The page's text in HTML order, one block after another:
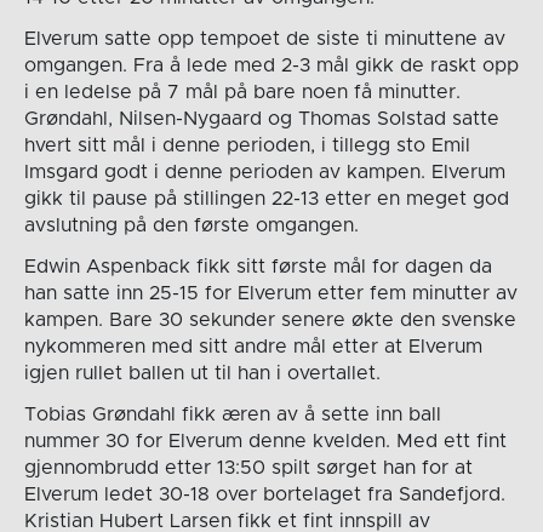
Elverum satte opp tempoet de siste ti minuttene av
omgangen. Fra å lede med 2-3 mål gikk de raskt opp
i en ledelse på 7 mål på bare noen få minutter.
Grøndahl, Nilsen-Nygaard og Thomas Solstad satte
hvert sitt mål i denne perioden, i tillegg sto Emil
Imsgard godt i denne perioden av kampen. Elverum
gikk til pause på stillingen 22-13 etter en meget god
avslutning på den første omgangen.
Edwin Aspenback fikk sitt første mål for dagen da
han satte inn 25-15 for Elverum etter fem minutter av
kampen. Bare 30 sekunder senere økte den svenske
nykommeren med sitt andre mål etter at Elverum
igjen rullet ballen ut til han i overtallet.
Tobias Grøndahl fikk æren av å sette inn ball
nummer 30 for Elverum denne kvelden. Med ett fint
gjennombrudd etter 13:50 spilt sørget han for at
Elverum ledet 30-18 over bortelaget fra Sandefjord.
Kristian Hubert Larsen fikk et fint innspill av